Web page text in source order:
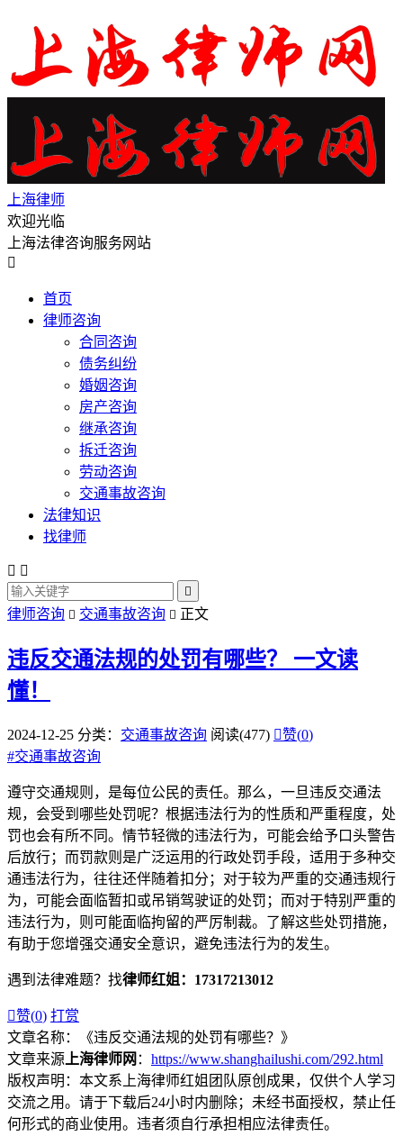
上海律师
欢迎光临
上海法律咨询服务网站

首页
律师咨询
合同咨询
债务纠纷
婚姻咨询
房产咨询
继承咨询
拆迁咨询
劳动咨询
交通事故咨询
法律知识
找律师
 

律师咨询  交通事故咨询  正文
违反交通法规的处罚有哪些？ 一文读
懂！
2024-12-25 分类： 交通事故咨询 阅读(477) 赞(0)
#交通事故咨询
遵守交通规则，是每位公民的责任。那么，一旦违反交通法
规，会受到哪些处罚呢？根据违法行为的性质和严重程度，处
罚也会有所不同。情节轻微的违法行为，可能会给予口头警告
后放行；而罚款则是广泛运用的行政处罚手段，适用于多种交
通违法行为，往往还伴随着扣分；对于较为严重的交通违规行
为，可能会面临暂扣或吊销驾驶证的处罚；而对于特别严重的
违法行为，则可能面临拘留的严厉制裁。了解这些处罚措施，
有助于您增强交通安全意识，避免违法行为的发生。
遇到法律难题？找律师红姐：17317213012
赞(0) 打赏
文章名称：《违反交通法规的处罚有哪些？》
文章来源 上海律师网 ： https://www.shanghailushi.com/292.html
版权声明：本文系上海律师红姐团队原创成果，仅供个人学习
交流之用。请于下载后24小时内删除；未经书面授权，禁止任
何形式的商业使用。违者须自行承担相应法律责任。